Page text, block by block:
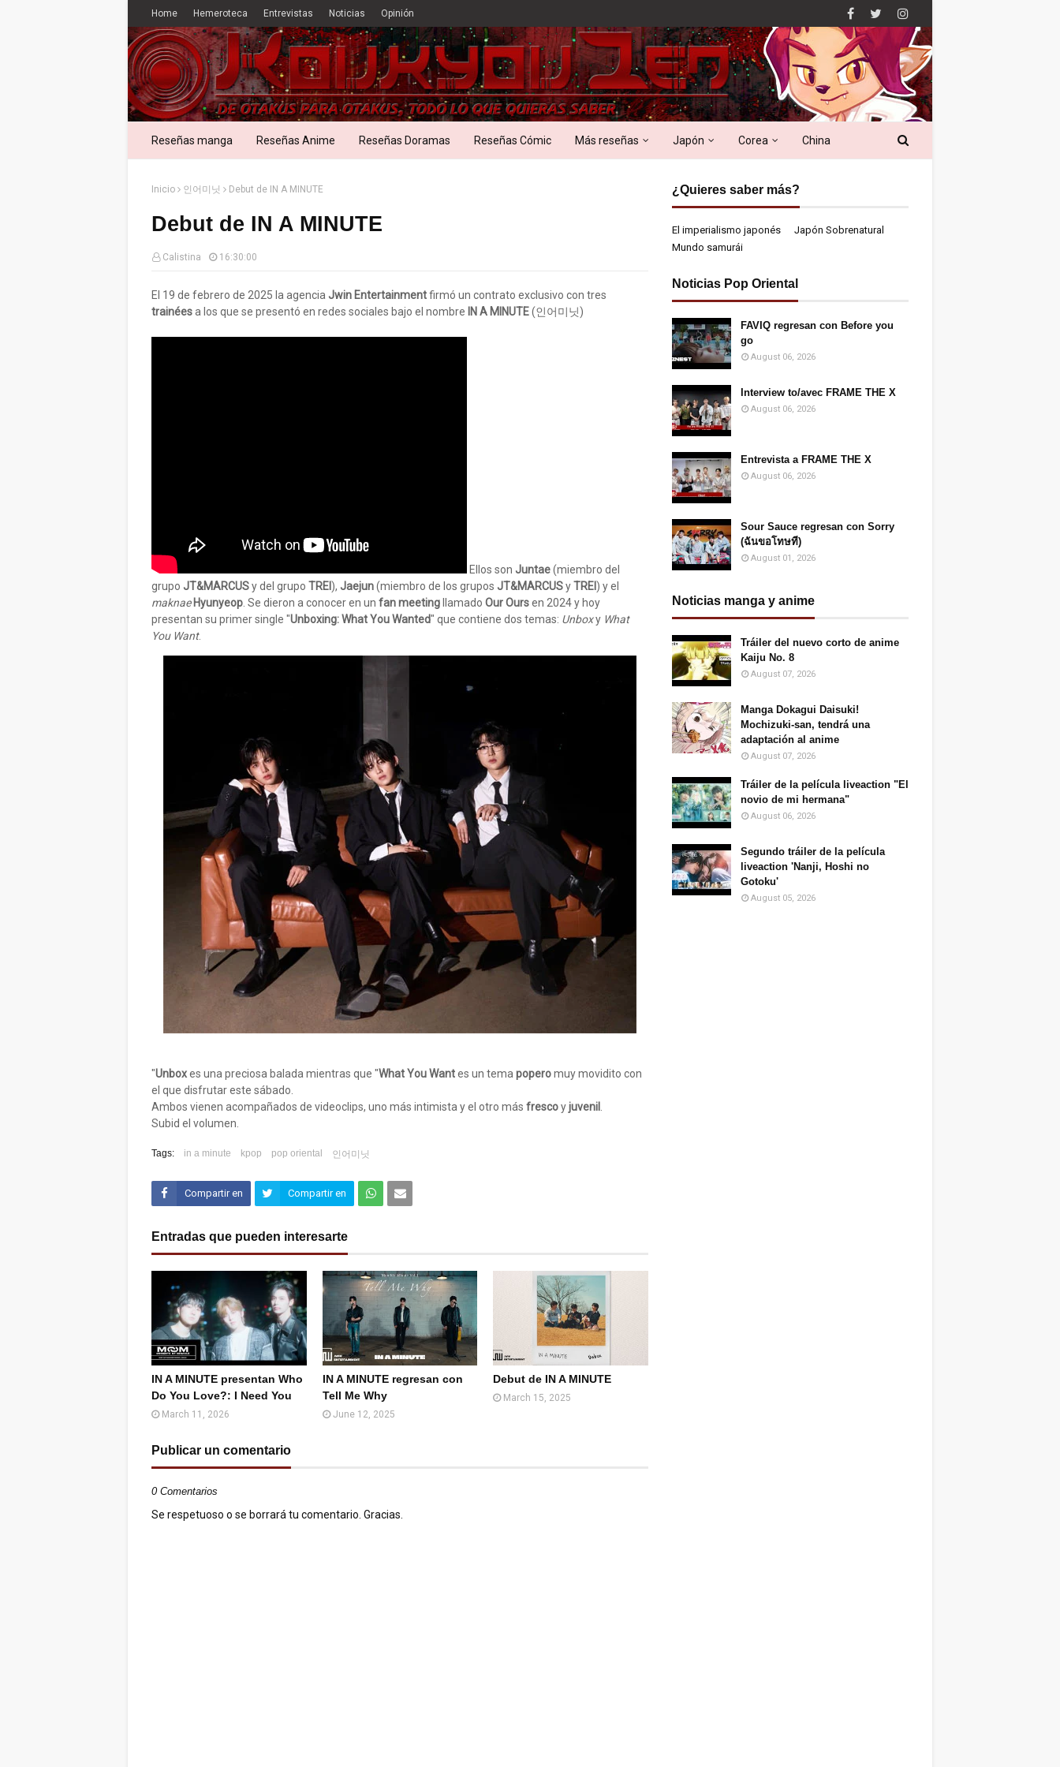
Home Hemeroteca Entrevistas Noticias Opinión
Reseñas manga Reseñas Anime Reseñas Doramas Reseñas Cómic Más reseñas Japón Corea China
Inicio 인어미닛 Debut de IN A MINUTE
Debut de IN A MINUTE
Calistina 16:30:00
El 19 de febrero de 2025 la agencia Jwin Entertainmentfirmó un contrato exclusivo con tres
trainéesa los que se presentó en redes sociales bajo el nombre IN A MINUTE(인어미닛)
Ellos son Juntae(miembro del
grupo JT&MARCUSy del grupo TREI ), Jaejun(miembro de los grupos JT&MARCUSyTREI ) y el
maknae Hyunyeop . Se dieron a conocer en un fan meeting llamado Our Oursen 2024 y hoy
presentan su primer single "Unboxing: What You Wanted" que contiene dos temas: Unboxy What
You Want.
"Unboxes una preciosa balada mientras que "What You Wantes un tema poperomuy movidito con
el que disfrutar este sábado.
Ambos vienen acompañados de videoclips, uno más intimista y el otro más frescoyjuvenil
Subid el volumen.
Tags: in a minute kpop pop oriental 인어미닛
Compartir en Compartir en
en
What
sApp
(Web
por
Email
Entradas que pueden interesarte
IN A MINUTE presentan Who
Do You Love?: I Need You
March 11, 2026
IN A MINUTE regresan con
Tell Me Why
June 12, 2025
Debut de IN A MINUTE
March 15, 2025
Publicar un comentario
0 Comentarios
Se respetuoso o se borrará tu comentario. Gracias.
¿Quieres saber más?
El imperialismo japonés
Japón Sobrenatural
Mundo samurái
Noticias Pop Oriental
FAVIQ regresan con Before you
go
August 06, 2026
Interview to/avec FRAME THE X
August 06, 2026
Entrevista a FRAME THE X
August 06, 2026
Sour Sauce regresan con Sorry
(ฉันขอโทษที)
August 01, 2026
Noticias manga y anime
Tráiler del nuevo corto de anime
Kaiju No. 8
August 07, 2026
Manga Dokagui Daisuki!
Mochizuki-san, tendrá una
adaptación al anime
August 07, 2026
Tráiler de la película liveaction "El
novio de mi hermana"
August 06, 2026
Segundo tráiler de la película
liveaction 'Nanji, Hoshi no
Gotoku'
August 05, 2026